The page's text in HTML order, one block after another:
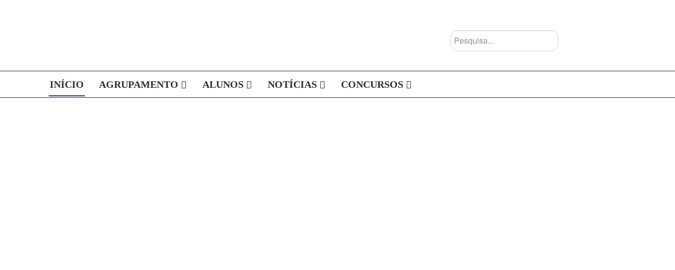
Pesquisa...
INÍCIO AGRUPAMENTO ALUNOS NOTÍCIAS CONCURSOS